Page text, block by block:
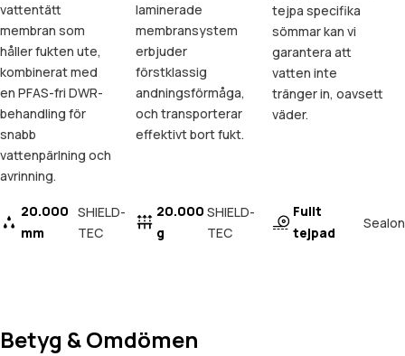
vattentätt
membran som
håller fukten ute,
kombinerat med
en PFAS-fri DWR-
behandling för
snabb
vattenpärlning och
avrinning.
20.000
mm
SHIELD-
TEC
laminerade
membransystem
erbjuder
förstklassig
andningsförmåga,
och transporterar
effektivt bort fukt.
20.000
g
SHIELD-
TEC
tejpa specifika
sömmar kan vi
garantera att
vatten inte
tränger in, oavsett
väder.
Fullt
tejpad
Sealon
Betyg & Omdömen